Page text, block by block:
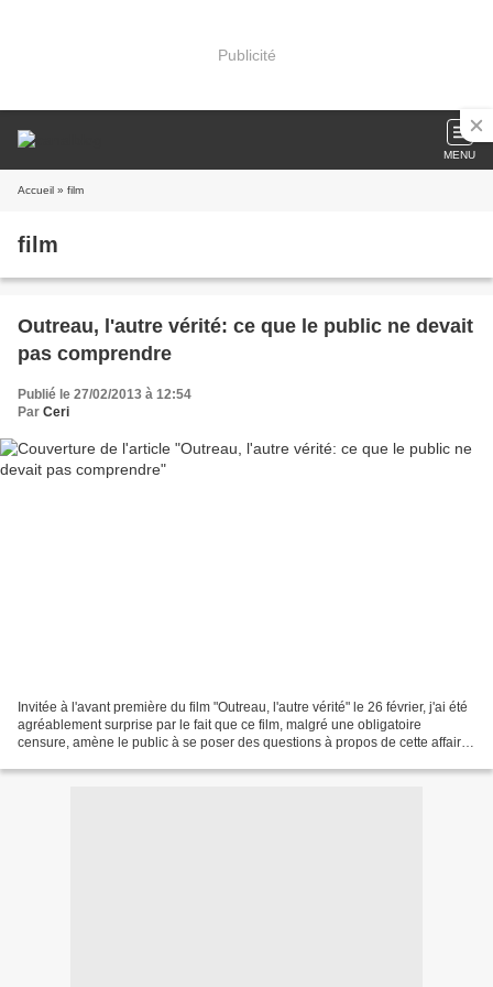
Publicité
MENU
Accueil » film
film
Outreau, l'autre vérité: ce que le public ne devait
pas comprendre
Publié le 27/02/2013 à 12:54
Par Ceri
Invitée à l'avant première du film "Outreau, l'autre vérité" le 26 février, j'ai été
agréablement surprise par le fait que ce film, malgré une obligatoire
censure, amène le public à se poser des questions à propos de cette affaire